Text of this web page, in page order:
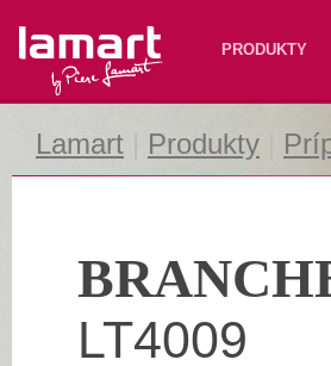
Lamart PRODUKTY
Lamart Produkty
LT4009